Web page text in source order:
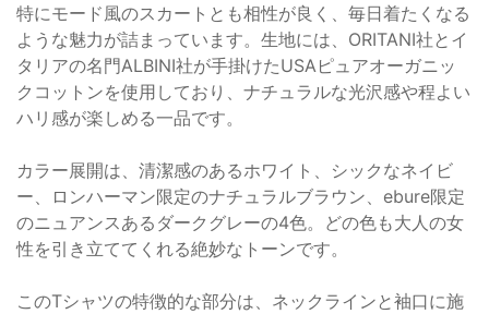
特にモード風のスカートとも相性が良く、毎日着たくなる
ような魅力が詰まっています。生地には、ORITANI社とイ
タリアの名門ALBINI社が手掛けたUSAピュアオーガニッ
クコットンを使用しており、ナチュラルな光沢感や程よい
ハリ感が楽しめる一品です。
カラー展開は、清潔感のあるホワイト、シックなネイビ
ー、ロンハーマン限定のナチュラルブラウン、ebure限定
のニュアンスあるダークグレーの4色。どの色も大人の女
性を引き立ててくれる絶妙なトーンです。
このTシャツの特徴的な部分は、ネックラインと袖口に施